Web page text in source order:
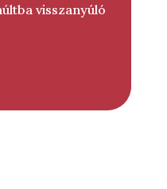
visszanyúló